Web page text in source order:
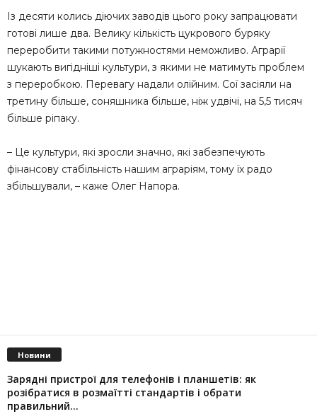
Із десяти колись діючих заводів цього року запрацювати
готові лише два. Велику кількість цукрового буряку
переробити такими потужностями неможливо. Аграрії
шукають вигідніші культури, з якими не матимуть проблем
з переробкою. Перевагу надали олійним. Сої засіяли на
третину більше, соняшника більше, ніж удвічі, на 5,5 тисяч
більше ріпаку.
– Це культури, які зросли значно, які забезпечують
фінансову стабільність нашим аграріям, тому їх радо
збільшували, – каже Олег Напора.
Новини
Зарядні пристрої для телефонів і планшетів: як
розібратися в розмаїтті стандартів і обрати
правильний...